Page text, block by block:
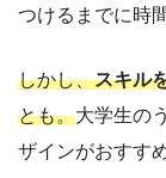
つけるまでに時
しかし、スキル
とも。大学生の
ザインがおすす